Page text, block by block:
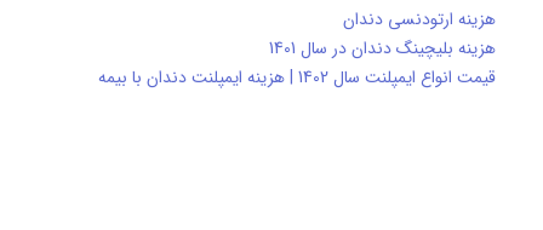
هزینه ارتودنسی دندان
هزینه بلیچینگ دندان در سال 1401
قیمت انواع ایمپلنت سال 1402 | هزینه ایمپلنت دندان با بیمه